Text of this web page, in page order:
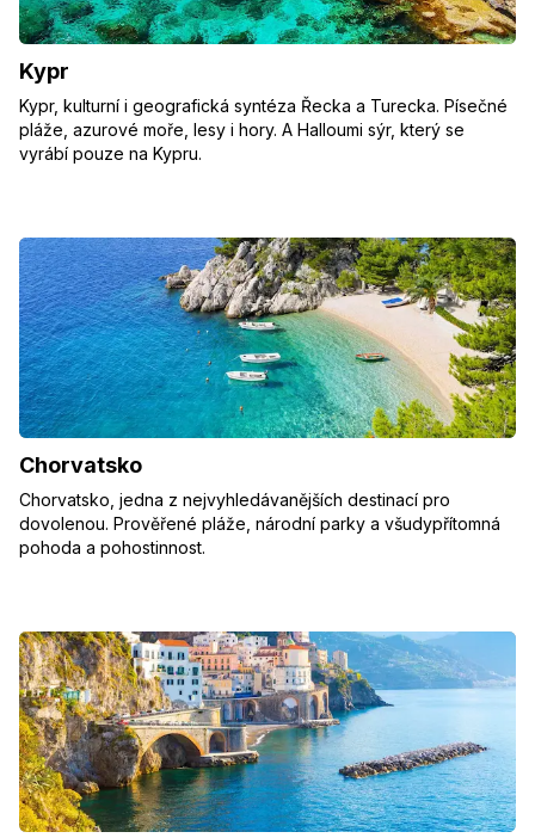
Kypr
Kypr, kulturní i geografická syntéza Řecka a Turecka. Písečné
pláže, azurové moře, lesy i hory. A Halloumi sýr, který se
vyrábí pouze na Kypru.
Chorvatsko
Chorvatsko, jedna z nejvyhledávanějších destinací pro
dovolenou. Prověřené pláže, národní parky a všudypřítomná
pohoda a pohostinnost.